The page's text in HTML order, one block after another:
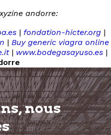
andorre:
| fondation-hicter.org |
| Buy generic viagra online
| www.bodegasayuso.es |
nous